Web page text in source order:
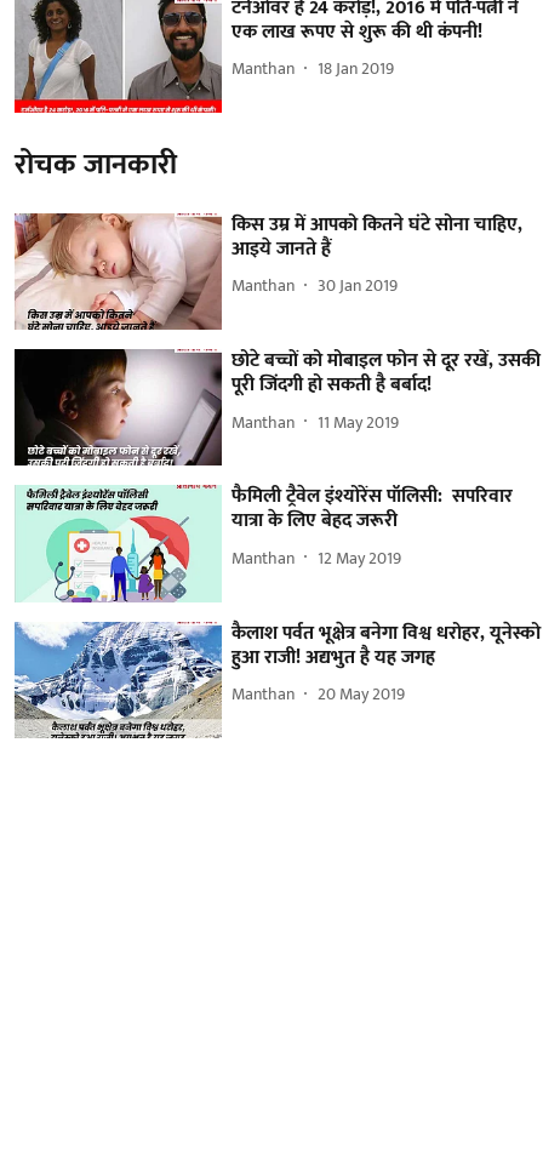
टर्नओवर है 24 करोड़!, 2016 में पति-पत्नी ने
एक लाख रूपए से शुरू की थी कंपनी!
Manthan 18 Jan 2019
रोचक जानकारी
किस उम्र में आपको कितने घंटे सोना चाहिए,
आइये जानते हैं
Manthan 30 Jan 2019
छोटे बच्चों को मोबाइल फोन से दूर रखें, उसकी
पूरी जिंदगी हो सकती है बर्बाद!
Manthan 11 May 2019
फैमिली ट्रैवेल इंश्योरेंस पॉलिसी: सपरिवार
यात्रा के लिए बेहद जरूरी
Manthan 12 May 2019
कैलाश पर्वत भूक्षेत्र बनेगा विश्व धरोहर, यूनेस्को
हुआ राजी! अद्यभुत है यह जगह
Manthan 20 May 2019